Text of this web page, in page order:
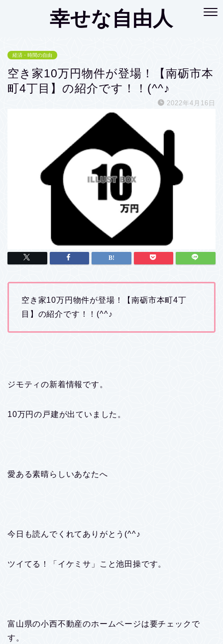
幸せな自由人
経済・時間の自由
空き家10万円物件が登場！【南砺市本
町4丁目】の紹介です！！(^^♪
2022年4月16日
空き家10万円物件が登場！【南砺市本町4丁
目】の紹介です！！(^^♪
ジモティの新着情報です。
10万円の戸建が出ていました。
愛ある素晴らしいあなたへ
今日も読んでくれてありがとう(^^♪
ツイてる！「イケミサ」こと池田操です。
富山県の小西不動産のホームページは要チェックで
す。